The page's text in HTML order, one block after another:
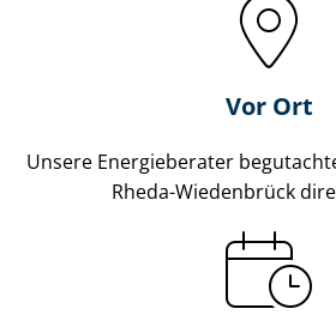
Vor Ort
Unsere Energieberater
Rheda-Wiedenbrück